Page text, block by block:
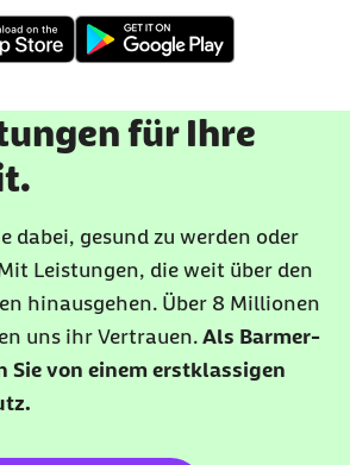
für Ihre
dabei, gesund zu werden oder
Leistungen, die weit über den
hinausgehen. Über 8 Millionen
uns ihr Vertrauen. Als Barmer-
von einem erstklassigen